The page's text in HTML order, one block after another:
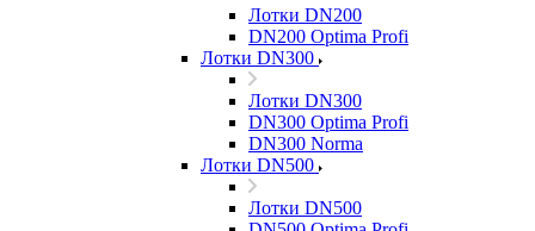
Лотки DN200
DN200 Optima Profi
Лотки DN300
Лотки DN300
DN300 Optima Profi
DN300 Norma
Лотки DN500
Лотки DN500